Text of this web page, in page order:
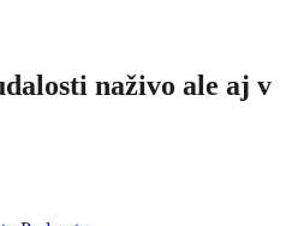
naživo ale aj v